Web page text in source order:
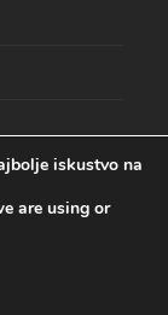
iskustvo na
are using or